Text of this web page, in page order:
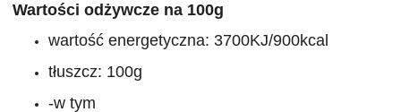
Wartości odżywcze na 100g
wartość energetyczna: 3700KJ/900kcal
tłuszcz: 100g
-w tym